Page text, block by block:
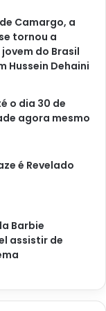
pelo menos, tão
um sucesso
passear,
da carreira,
cada
Camargo, a
tornou a
do Brasil
Hussein Dehaini
o dia 30 de
agora mesmo
é Revelado
Barbie
assistir de